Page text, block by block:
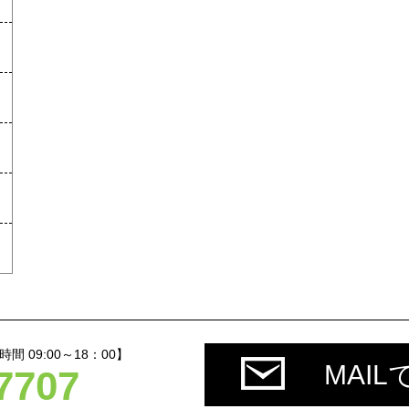
間 09:00～18：00】
MAIL